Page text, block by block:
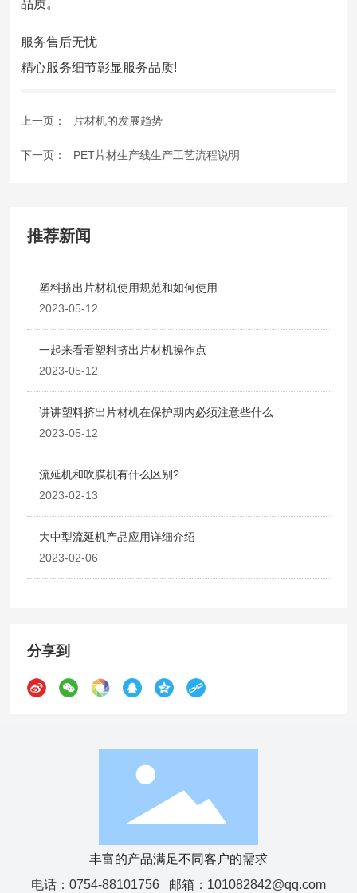
品质。
服务售后无忧
精心服务细节彰显服务品质!
上一页： 片材机的发展趋势
下一页： PET片材生产线生产工艺流程说明
推荐新闻
塑料挤出片材机使用规范和如何使用
2023-05-12
一起来看看塑料挤出片材机操作点
2023-05-12
讲讲塑料挤出片材机在保护期内必须注意些什么
2023-05-12
流延机和吹膜机有什么区别?
2023-02-13
大中型流延机产品应用详细介绍
2023-02-06
分享到
丰富的产品满足不同客户的需求
电话： 0754-88101756邮箱： 101082842@qq.com